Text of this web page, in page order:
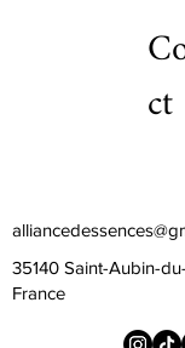
ct
35140 Saint-Aubin-
France